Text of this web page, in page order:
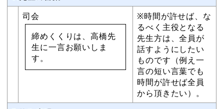
司会
締めくくりは、高橋先
生に一言お願いしま
す。
※時間が許せば、な
るべく主役となる
先生方は、全員が
話すようにしたい
ものです（例え一
言の短い言葉でも
時間が許せば全員
から頂きたい）。